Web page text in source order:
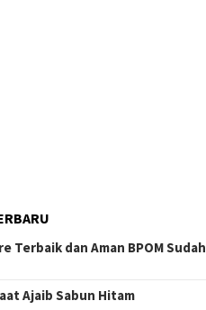
Terbaik dan Aman BPOM Sudah
Ajaib Sabun Hitam